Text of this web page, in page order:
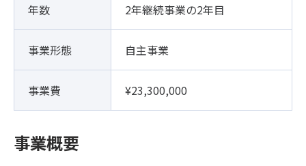
年数 2年継続事業の2年目
事業形態 自主事業
事業費 ¥23,300,000
事業概要